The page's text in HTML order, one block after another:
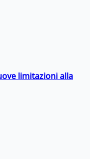
limitazioni alla